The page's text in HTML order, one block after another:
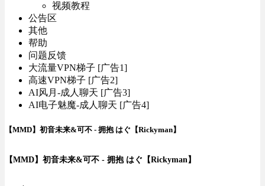
视频教程
公告区
其他
帮助
问题反馈
大流量VPN梯子 [广告1]
高速VPN梯子 [广告2]
AI风月-成人聊天 [广告3]
AI电子魅魔-成人聊天 [广告4]
【MMD】初音未来&可不 - 拥抱 はぐ【Rickyman】
【MMD】初音未来&可不 - 拥抱 はぐ【Rickyman】